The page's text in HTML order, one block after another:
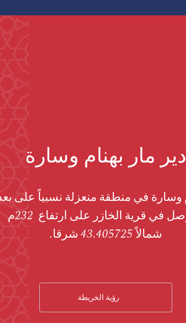
دير مار بهنام وسارة
شمالاً 43.405725 شرقا.
رؤية الخريطة